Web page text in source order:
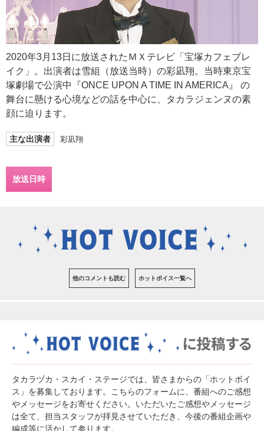
2020年3月13日に放送されたＭＸテレビ「宝塚カフェブレ
イク」。出演者は雪組（放送当時）の彩凪翔。当時東京宝
塚劇場で公演中『ONCE UPON A TIME IN AMERICA』 の
舞台に懸ける心境などの話を中心に、タカラジェンヌの素
顔に迫ります。
主な出演者 彩凪翔
放送日時
他のコメントも読む ホットボイス一覧へ
タカラヅカ・スカイ・ステージでは、皆さまからの「ホットボイ
ス」を募集しております。こちらのフォームに、番組へのご感想
やメッセージをお寄せください。いただいたご感想やメッセージ
は全て、担当スタッフが拝見させていただき、今後の番組企画や
編成等に活かして参ります。